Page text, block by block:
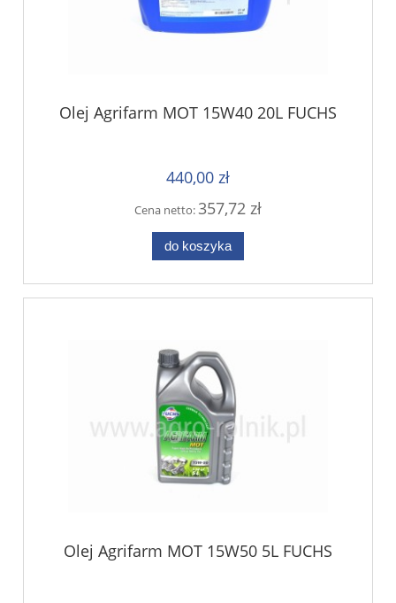
Olej Agrifarm MOT 15W40 20L FUCHS
440,00 zł
Cena netto:357,72 zł
do koszyka
Olej Agrifarm MOT 15W50 5L FUCHS